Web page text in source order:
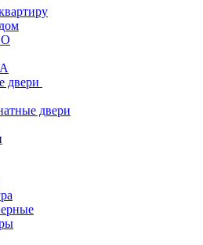
двери
двери